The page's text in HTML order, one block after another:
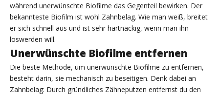
während unerwünschte Biofilme das Gegenteil bewirken. Der
bekannteste Biofilm ist wohl Zahnbelag. Wie man weiß, breitet
er sich schnell aus und ist sehr hartnäckig, wenn man ihn
loswerden will.
Unerwünschte Biofilme entfernen
Die beste Methode, um unerwünschte Biofilme zu entfernen,
besteht darin, sie mechanisch zu beseitigen. Denk dabei an
Zahnbelag: Durch gründliches Zähneputzen entfernst du den